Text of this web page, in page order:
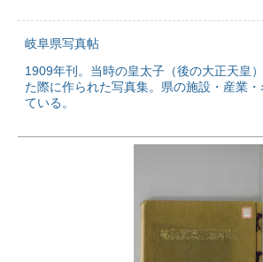
岐阜県写真帖
1909年刊。当時の皇太子（後の大正天皇
た際に作られた写真集。県の施設・産業
ている。